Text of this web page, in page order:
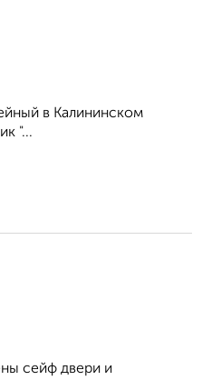
в Калининском
"...
сейф двери и